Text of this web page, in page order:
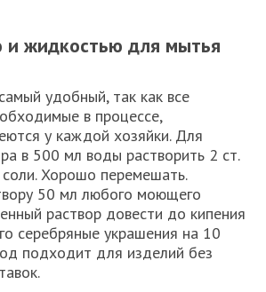
и жидкостью для мытья
удобный, так как все
в процессе,
у каждой хозяйки. Для
в 500 мл воды растворить 2 ст.
соли. Хорошо перемешать.
50 мл любого моющего
раствор довести до кипения
серебряные украшения на 10
подходит для изделий без